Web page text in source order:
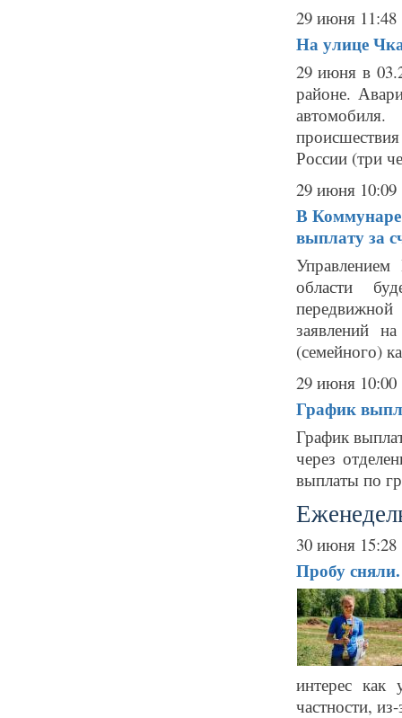
29 июня 11:48
На улице
29 июня в
районе.
России (три
29 июня 10:09
В
выплату за
области
заявлений
(семейного)
29 июня 10:00
График
График
через
выплаты по
30 июня 15:28
Пробу
интерес
частности,